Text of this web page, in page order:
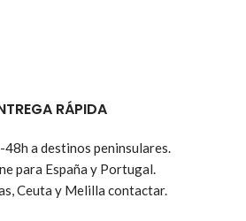
RÁPIDA
a destinos peninsulares.
para España y Portugal.
Ceuta y Melilla contactar.